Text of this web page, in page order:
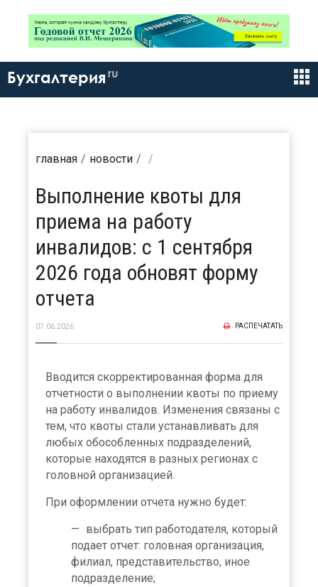
Бухгалтерия ru
главная новости
Выполнение квоты для
приема на работу
инвалидов: с 1 сентября
2026 года обновят форму
отчета
07.06.2026 РАСПЕЧАТАТЬ
Вводится скорректированная форма для
отчетности о выполнении квоты по приему
на работу инвалидов. Изменения связаны с
тем, что квоты стали устанавливать для
любых обособленных подразделений,
которые находятся в разных регионах с
головной организацией.
При оформлении отчета нужно будет:
выбрать тип работодателя, который
подает отчет: головная организация,
филиал, представительство, иное
подразделение;